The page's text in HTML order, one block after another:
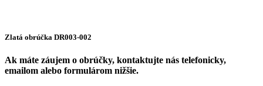
Zlatá obrúčka DR003-002
Ak máte záujem o obrúčky, kontaktujte nás telefonicky,
emailom alebo formulárom nižšie.